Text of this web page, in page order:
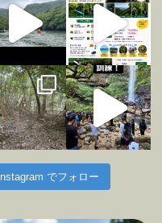
Instagram でフォロー